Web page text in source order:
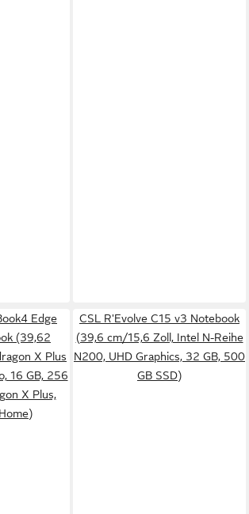
Edge
(39,62
X Plus
16 GB, 256
X Plus,
CSL R'Evolve C15 v3 Notebook
(39,6 cm/15,6 Zoll, Intel N-Reihe
N200, UHD Graphics, 32 GB, 500
GB SSD)